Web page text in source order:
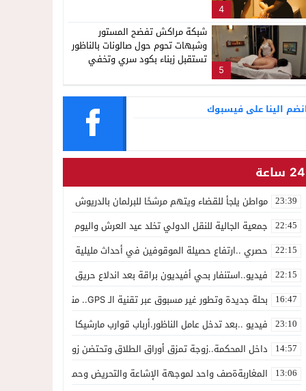
4
5
شبكة مراكش تفضح المستور
وشبهات تحوم حول صالونات بالناظور
تستقبل زبناء بكود سري وتخفي
الينا على فيسبوك
24 ساعة
23:39 مواطن يلجأ للقضاء ويتهم مرشحًا للبرلمان بالدريوش بالاستيلاء على 22 مليون سنتيم
22:45 جمعية الجالية للنقل الدولي تخلد عيد العرش واليوم الوطني للمهاجر
22:15 حصري ..ارتفاع حصيلة الموقوفين في أحداث مليلية إلى 82 شخصًا وتحقيقات تقود إلى متابعات جنائية ثقيلة
22:15 فيديو..استنفار بحي أفيديون براقة بعد اندلاع حريق داخل ضيعة فلاحية
16:47 بحلة جديدة وتطور غير مسبوق عبر تقنية الـ GPS.. منصة “مرحباناظور” تعزز مكانتها كوجهة أولى لسكان إقليمي الناظور والدريوش
23:10 فيديو ..بعد تدخل عامل الناظور.أرباب قوارب مارشيكا يعلقون احتجاجهم
14:57 داخل المحكمة..زوجة تمزق أوراق الطلاق وتحتضن زوجها في لحظة
13:06 المغاربةةصف واحد لموجهة الإشاعة والتحريض وحملات التضليل